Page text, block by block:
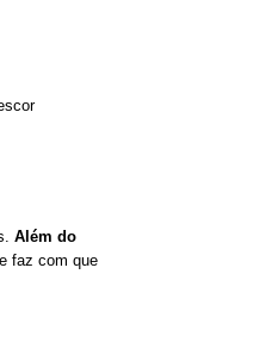
Além do
faz com que